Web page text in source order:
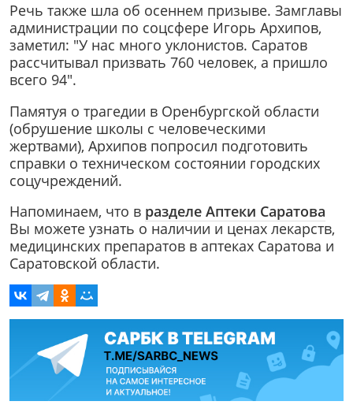
Речь также шла об осеннем призыве. Замглавы
администрации по соцсфере Игорь Архипов,
заметил: "У нас много уклонистов. Саратов
рассчитывал призвать 760 человек, а пришло
всего 94".
Памятуя о трагедии в Оренбургской области
(обрушение школы с человеческими
жертвами), Архипов попросил подготовить
справки о техническом состоянии городских
соцучреждений.
Напоминаем, что в разделе Аптеки Саратова
Вы можете узнать о наличии и ценах лекарств,
медицинских препаратов в аптеках Саратова и
Саратовской области.